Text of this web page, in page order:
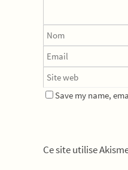
Save my name,
Ce site utilise